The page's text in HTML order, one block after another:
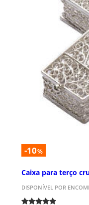
-10%
Caixa para terço
DISPONÍVEL POR